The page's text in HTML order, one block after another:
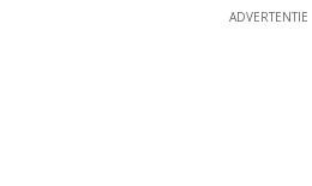
ADVERTENTIE